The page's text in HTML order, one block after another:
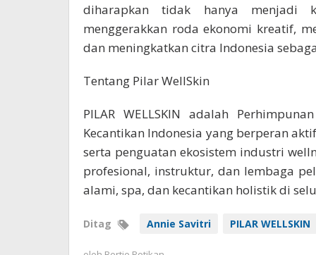
diharapkan tidak hanya menjadi
menggerakkan roda ekonomi kreatif,
dan meningkatkan citra Indonesia
Tentang Pilar WellSkin
PILAR WELLSKIN adalah
Kecantikan Indonesia yang berperan
serta penguatan ekosistem industri
profesional, instruktur, dan lembaga
alami, spa, dan kecantikan holistik di
Ditag Annie Savitri PILAR WELLSKIN